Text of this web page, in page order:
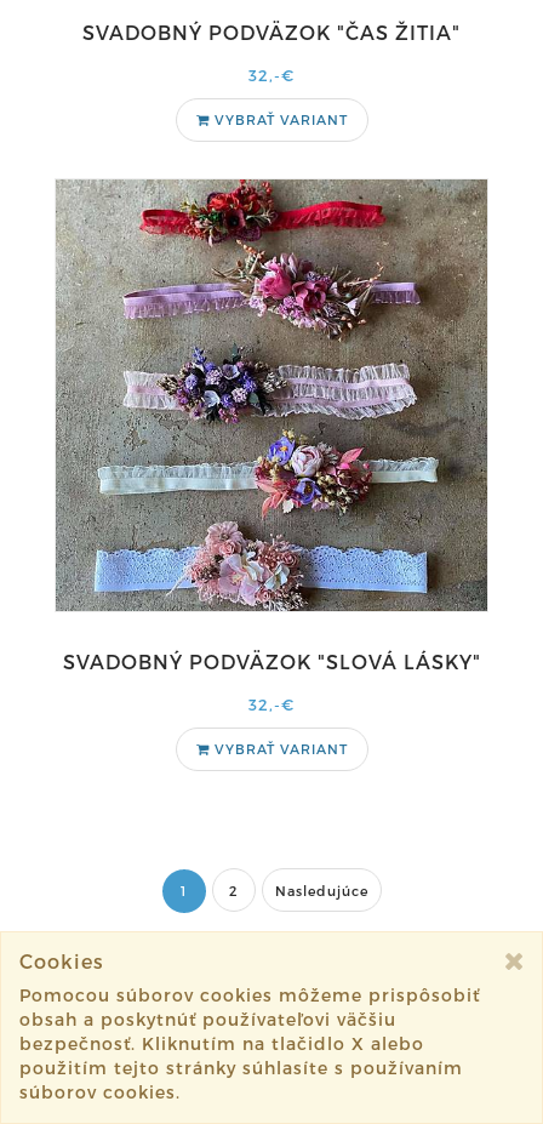
SVADOBNÝ PODVÄZOK "ČAS ŽITIA"
32,-€
VYBRAŤ VARIANT
SVADOBNÝ PODVÄZOK "SLOVÁ LÁSKY"
32,-€
VYBRAŤ VARIANT
1 2 Nasledujúce
Cookies
Pomocou súborov cookies môžeme prispôsobiť
obsah a poskytnúť používateľovi väčšiu
bezpečnosť. Kliknutím na tlačidlo X alebo
použitím tejto stránky súhlasíte s používaním
súborov cookies.